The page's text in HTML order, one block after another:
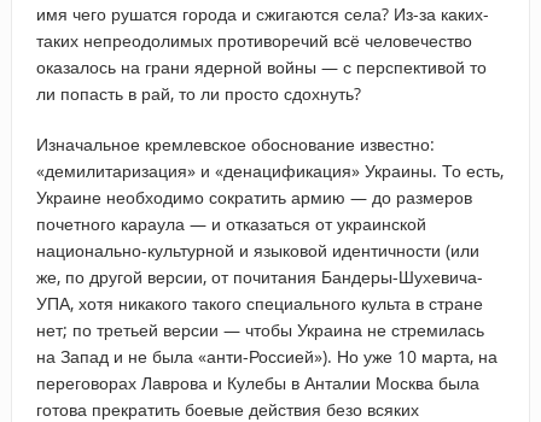
имя чего рушатся города и сжигаются села? Из-за каких-
таких непреодолимых противоречий всё человечество
оказалось на грани ядерной войны — с перспективой то
ли попасть в рай, то ли просто сдохнуть?
Изначальное кремлевское обоснование известно:
«демилитаризация» и «денацификация» Украины. То есть,
Украине необходимо сократить армию — до размеров
почетного караула — и отказаться от украинской
национально-культурной и языковой идентичности (или
же, по другой версии, от почитания Бандеры-Шухевича-
УПА, хотя никакого такого специального культа в стране
нет; по третьей версии — чтобы Украина не стремилась
на Запад и не была «анти-Россией»). Но уже 10 марта, на
переговорах Лаврова и Кулебы в Анталии Москва была
готова прекратить боевые действия безо всяких